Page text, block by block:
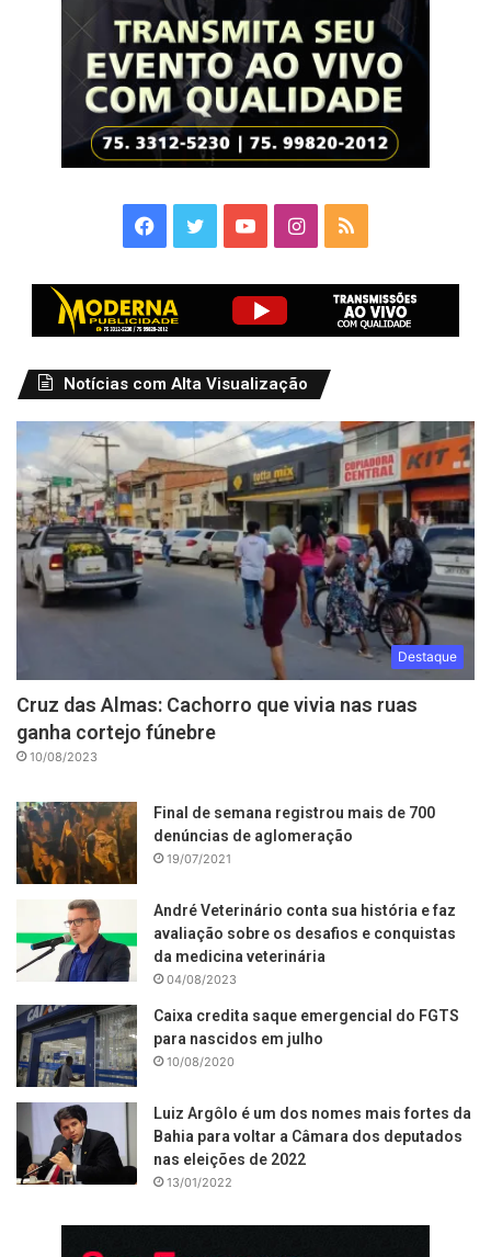
Facebook
TwitterYouTubeInstagram
RSS
Notícias com Alta Visualização
Destaque
Cruz das Almas: Cachorro que vivia nas ruas
ganha cortejo fúnebre
10/08/2023
Final de semana registrou mais de 700
denúncias de aglomeração
19/07/2021
André Veterinário conta sua história e faz
avaliação sobre os desafios e conquistas
da medicina veterinária
04/08/2023
Caixa credita saque emergencial do FGTS
para nascidos em julho
10/08/2020
Luiz Argôlo é um dos nomes mais fortes da
Bahia para voltar a Câmara dos deputados
nas eleições de 2022
13/01/2022